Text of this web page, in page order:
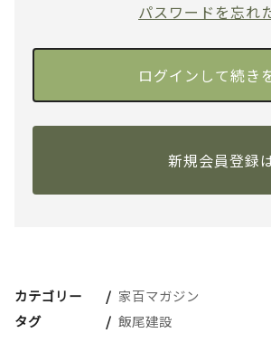
パスワードを忘れ
新規会員登録
カテゴリー
家百マガジン
タグ
飯尾建設